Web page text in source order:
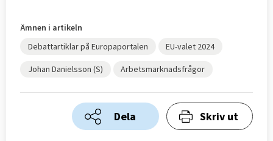
Ämnen i artikeln
Debattartiklar på Europaportalen
EU-valet 2024
Johan Danielsson (S) Arbetsmarknadsfrågor
Dela Skriv ut